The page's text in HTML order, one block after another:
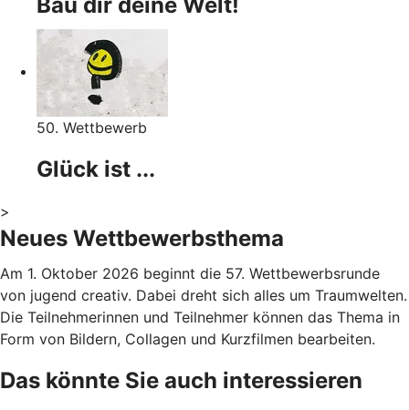
50. Wettbewerb
Glück ist ...
>
Neues Wettbewerbsthema
Am 1. Oktober 2026 beginnt die 57. Wettbewerbsrunde
von jugend creativ. Dabei dreht sich alles um Traumwelten.
Die Teilnehmerinnen und Teilnehmer können das Thema in
Form von Bildern, Collagen und Kurzfilmen bearbeiten.
Das könnte Sie auch interessieren